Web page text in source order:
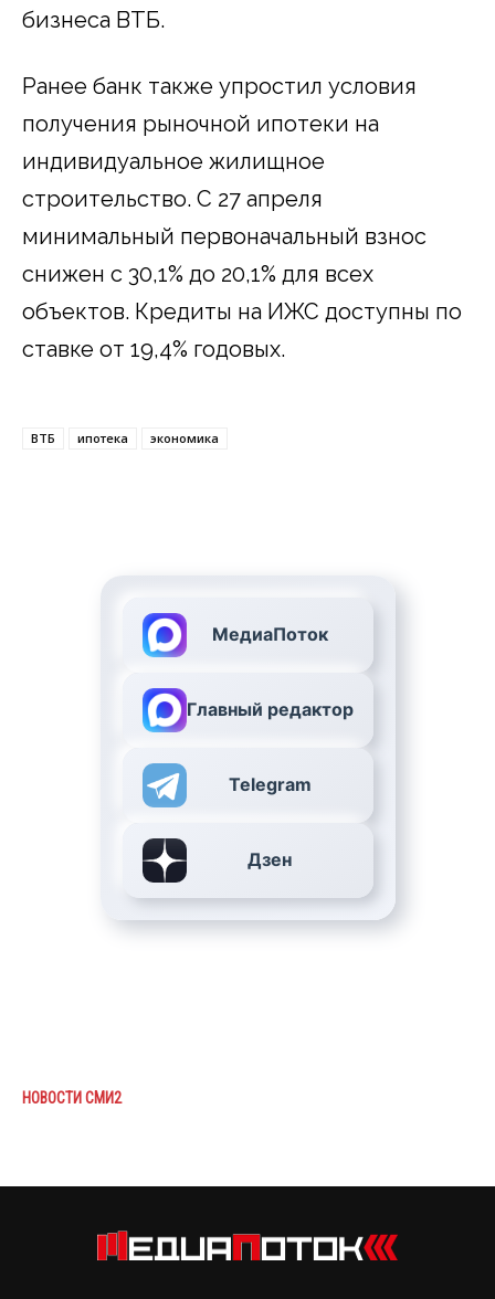
бизнеса ВТБ.
Ранее банк также упростил условия
получения рыночной ипотеки на
индивидуальное жилищное
строительство. С 27 апреля
минимальный первоначальный взнос
снижен с 30,1% до 20,1% для всех
объектов. Кредиты на ИЖС доступны по
ставке от 19,4% годовых.
ВТБ ипотека экономика
МедиаПоток
Главный редактор
Telegram
Дзен
НОВОСТИ СМИ2